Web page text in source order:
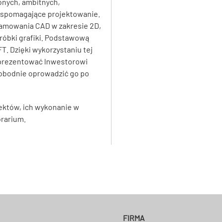
projektowanie.
CAD w zakresie 2D,
grafiki. Podstawową
Dzięki wykorzystaniu tej
Inwestorowi
oprowadzić go po
ich wykonanie w
FIRMA